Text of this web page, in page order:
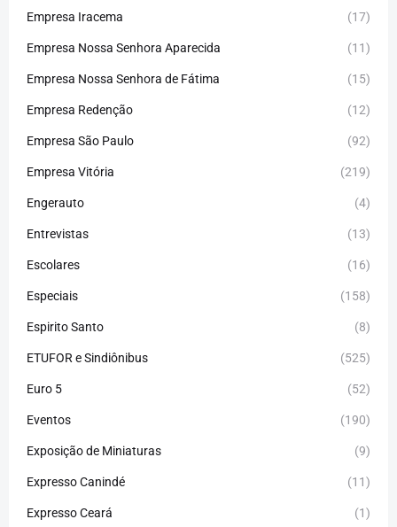
Empresa Iracema (17)
Empresa Nossa Senhora Aparecida (11)
Empresa Nossa Senhora de Fátima (15)
Empresa Redenção (12)
Empresa São Paulo (92)
Empresa Vitória (219)
Engerauto (4)
Entrevistas (13)
Escolares (16)
Especiais (158)
Espirito Santo (8)
ETUFOR e Sindiônibus (525)
Euro 5 (52)
Eventos (190)
Exposição de Miniaturas (9)
Expresso Canindé (11)
Expresso Ceará (1)